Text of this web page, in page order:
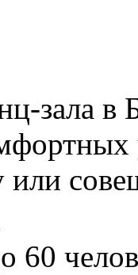
зала в
или
60